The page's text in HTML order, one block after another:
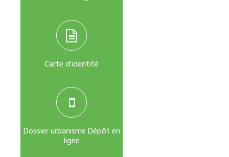
Carte d'identité
Dossier urbanisme Dépôt en
ligne